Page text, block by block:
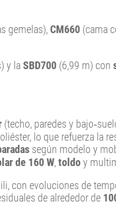
gemelas),CM660 (cama
y la SBD700 (6,99 m) con
(techo, paredes y
lo que refuerza la
según modelo y
de 160 W,toldoy
con evoluciones de
de alrededor de